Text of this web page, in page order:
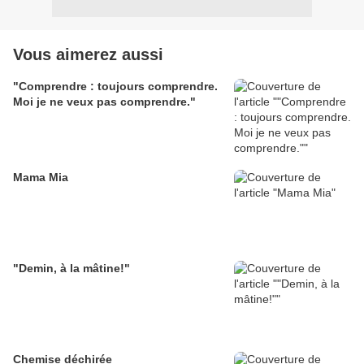
Vous aimerez aussi
"Comprendre : toujours comprendre.
Moi je ne veux pas comprendre."
Mama Mia
"Demin, à la mâtine!"
Chemise déchirée